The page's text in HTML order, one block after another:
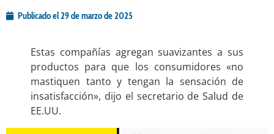
Publicado el29 de marzo de 2025
Estas compañías agregan suavizantes a sus
productos para que los consumidores «no
mastiquen tanto y tengan la sensación de
insatisfacción», dijo el secretario de Salud de
EE.UU.